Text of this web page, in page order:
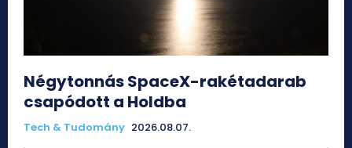
Négytonnás SpaceX-rakétadarab
csapódott a Holdba
Tech & Tudomány 2026.08.07.